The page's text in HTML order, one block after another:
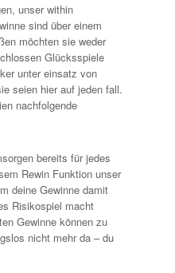
unser within
sind über einem
möchten sie weder
Glücksspiele
unter einsatz von
seien hier auf jeden fall.
nachfolgende
bereits für jedes
Rewin Funktion unser
deine Gewinne damit
Risikospiel macht
Gewinne können zu
nicht mehr da – du